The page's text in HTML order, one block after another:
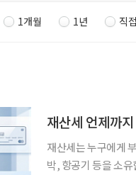
1개월 1년 직
재산세 언제까
재산세는 누구에게 부과되나 7월은 재산세 납부의 달이다. 재산
박, 항공기 등을 소